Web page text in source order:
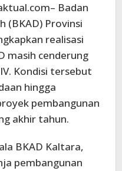
Badan
(BKAD) Provinsi
realisasi
masih cenderung
Kondisi tersebut
hingga
pembangunan
akhir tahun.
BKAD Kaltara,
pembangunan